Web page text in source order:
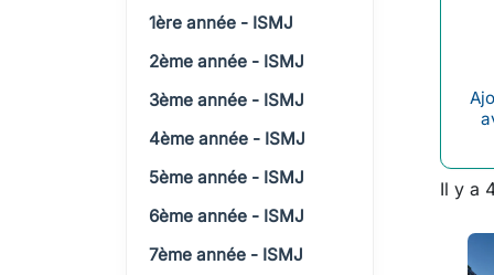
1ère année - ISMJ
2ème année - ISMJ
3ème année - ISMJ
4ème année - ISMJ
5ème année - ISMJ
6ème année - ISMJ
7ème année - ISMJ
Il y a